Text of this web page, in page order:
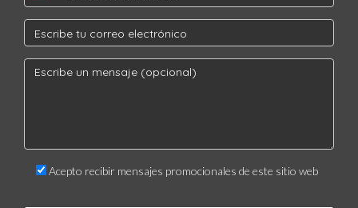
Acepto recibir mensajes promocionales de este sitio web